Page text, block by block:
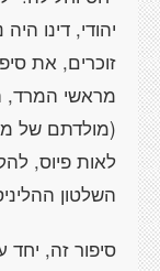
יהודי, דינו
זוכרים, את
מראשי המרד,
(מולדתם של
לאות פיוס,
השלטון
סיפור זה,